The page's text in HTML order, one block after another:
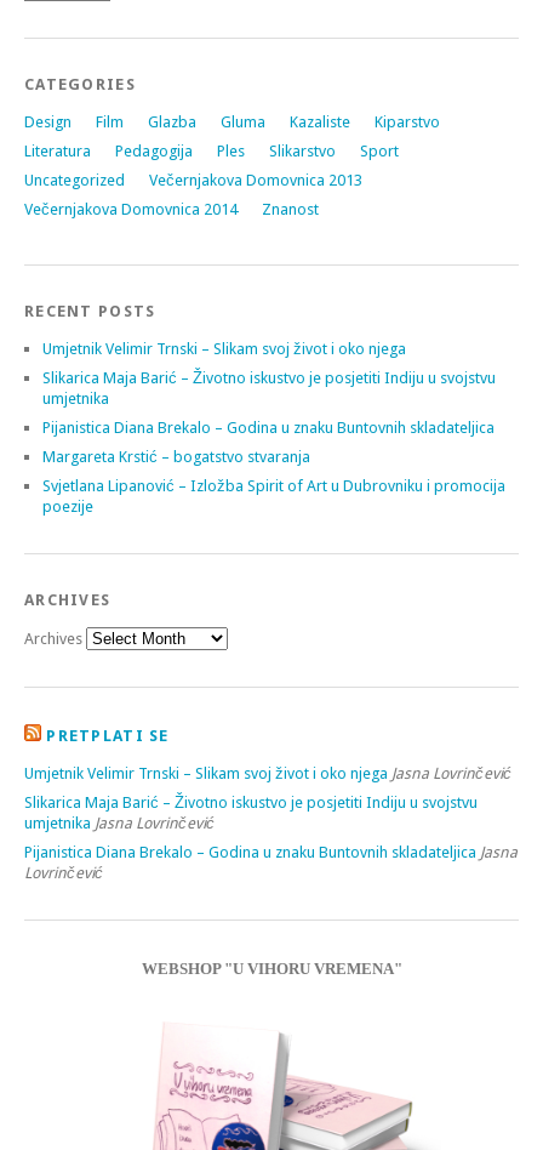
CATEGORIES
Design Film Glazba Gluma Kazaliste
Kiparstvo
Literatura
Pedagogija Ples Slikarstvo
Sport
Uncategorized
Večernjakova Domovnica 2013
Večernjakova Domovnica 2014
Znanost
RECENT POSTS
Umjetnik Velimir Trnski – Slikam svoj život i oko njega
Slikarica Maja Barić – Životno iskustvo je posjetiti Indiju u svojstvu
umjetnika
Pijanistica Diana Brekalo – Godina u znaku Buntovnih skladateljica
Margareta Krstić – bogatstvo stvaranja
Svjetlana Lipanović – Izložba Spirit of Art u Dubrovniku i promocija
poezije
ARCHIVES
Archives
PRETPLATI SE
Umjetnik Velimir Trnski – Slikam svoj život i oko njega Jasna Lovrinčević
Slikarica Maja Barić – Životno iskustvo je posjetiti Indiju u svojstvu
umjetnika Jasna Lovrinčević
Pijanistica Diana Brekalo – Godina u znaku Buntovnih skladateljica Jasna
Lovrinčević
WEBSHOP "U VIHORU VREMENA"